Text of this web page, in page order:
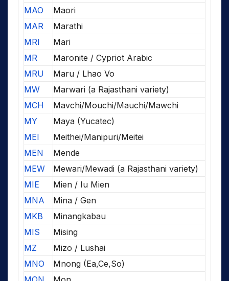
MAO
Maori
MAR
Marathi
MRI
Mari
MR
Maronite / Cypriot Arabic
MRU
Maru / Lhao Vo
MW
Marwari (a Rajasthani variety)
MCH
Mavchi/Mouchi/Mauchi/Mawchi
MY
Maya (Yucatec)
MEI
Meithei/Manipuri/Meitei
MEN
Mende
MEW
Mewari/Mewadi (a Rajasthani variety)
MIE
Mien / Iu Mien
MNA
Mina / Gen
MKB
Minangkabau
MIS
Mising
MZ
Mizo / Lushai
MNO
Mnong (Ea,Ce,So)